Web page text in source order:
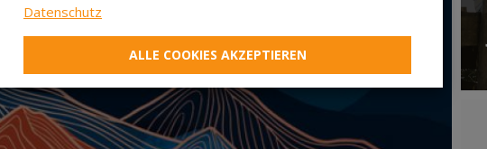
Datenschutz
ALLE COOKIES AKZEPTIEREN